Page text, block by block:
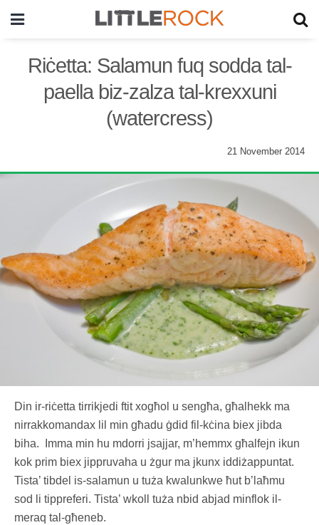
Riċetta: Salamun fuq sodda tal-
paella biz-zalza tal-krexxuni
(watercress)
21 November 2014
Din ir-riċetta tirrikjedi ftit xogħol u sengħa, għalhekk ma
nirrakkomandax lil min għadu ġdid fil-kċina biex jibda
biha. Imma min hu mdorri jsajjar, m’hemmx għalfejn ikun
kok prim biex jippruvaha u żgur ma jkunx iddiżappuntat.
Tista’ tibdel is-salamun u tuża kwalunkwe ħut b’laħmu
sod li tippreferi. Tista’ wkoll tuża nbid abjad minflok il-
meraq tal-għeneb.